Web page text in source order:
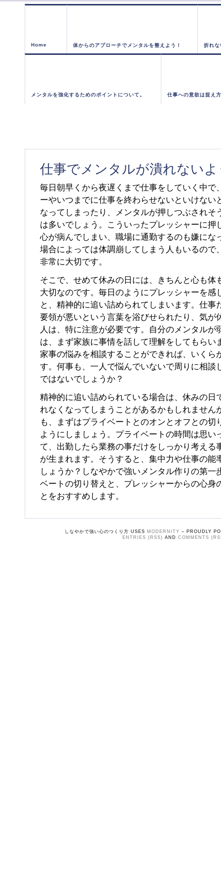
Home 体からのアプローチでメンタルを整えよう！ 折れ
メンタルを強化するためのポイントについて。 仕事への意欲は捉え
仕事でメンタルが潰れない
毎日朝早くから夜遅くまで仕事をしていく中で
ーやいつまでに仕事を終わらせないといけない
なってしまったり、メンタルが押しつぶされそ
は多いでしょう。こういったプレッシャーに押
心が病んでしまい、職場に通勤するのも嫌にな
場合によっては体調崩してしまう人もいるので
非常に大切です。
そこで、せめて休みの日には、きちんと心も体
大切なのです。毎日のようにプレッシャーを感
と、精神的に追い詰められてしまいます。仕事
要領が悪いという言葉を浴びせられたり、気が
人は、特に注意が必要です。自分のメンタルが
は、まず家族に事情を話して理解をしてもらい
家事の悩みを相談することができれば、いくら
す。何事も、一人で悩んでいないで周りに相談
ではないでしょうか？
精神的に追い詰められている場合は、休みの日
れなくなってしまうことがあるかもしれません
も、まずはプライベートとのオンとオフとの切
ようにしましょう。プライベートの時間は思い
て、出勤したら業務の事だけをしっかり考える
が生まれます。そうすると、集中力や仕事の能
しょうか？しなやかで強いメンタル作りの第一
ベートの切り替えと、プレッシャーからの心身
とをおすすめします。
しなやかで強い心のつくり方 USES MODERNITY – PROUDLY
ENTRIES (RSS) AND COMMENTS